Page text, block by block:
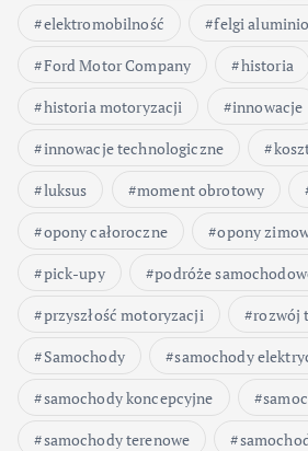
elektromobilność
felgi
Ford Motor Company
historia
historia motoryzacji
innowacje
innowacje technologiczne
luksus
moment obrotowy
opony całoroczne
opony
pick-upy
podróże
przyszłość motoryzacji
rozwój
Samochody
samochody
samochody koncepcyjne
samochody terenowe